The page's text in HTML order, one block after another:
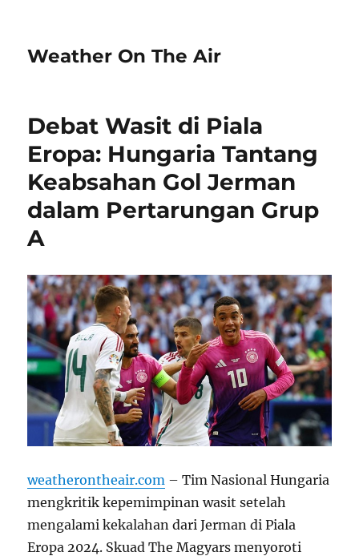
Weather On The Air
Debat Wasit di Piala
Eropa: Hungaria Tantang
Keabsahan Gol Jerman
dalam Pertarungan Grup
A
weatherontheair.com – Tim Nasional Hungaria
mengkritik kepemimpinan wasit setelah
mengalami kekalahan dari Jerman di Piala
Eropa 2024. Skuad The Magyars menyoroti